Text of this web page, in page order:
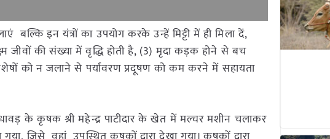
इन यंत्रों का उपयोग करके उन्हें मिट्टी में ही मिला दें,
जीवों की संख्या में वृद्धि होती है, (3) मृदा कड़क होने से बच
को न जलाने से पर्यावरण प्रदूषण को कम करने में सहायता
के कृषक श्री महेन्द्र पाटीदार के खेत में मल्चर मशीन चलाकर